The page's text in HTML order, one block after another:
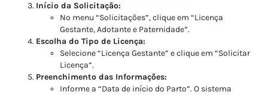
Início da Solicitação:
No menu “Solicitações”, clique em “Licença
Gestante, Adotante e Paternidade”.
Escolha do Tipo de Licença:
Selecione “Licença Gestante” e clique em “Solicitar
Licença”.
Preenchimento das Informações:
Informe a “Data de início do Parto”. O sistema